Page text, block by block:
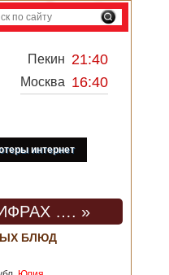
Пекин 21:40
Москва 16:40
интернет
…. »
БЛЮД